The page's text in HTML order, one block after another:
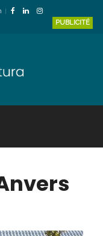
PUBLICITÉ